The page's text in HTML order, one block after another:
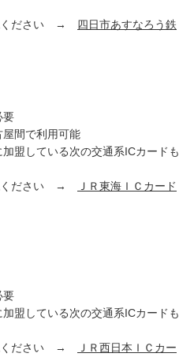
ください → 四日市あすなろう鉄
間で利用可能
している次の交通系ICカードも
ください →
ＪＲ東海ＩＣカード
している次の交通系ICカードも
ください →
ＪＲ西日本ＩＣカー